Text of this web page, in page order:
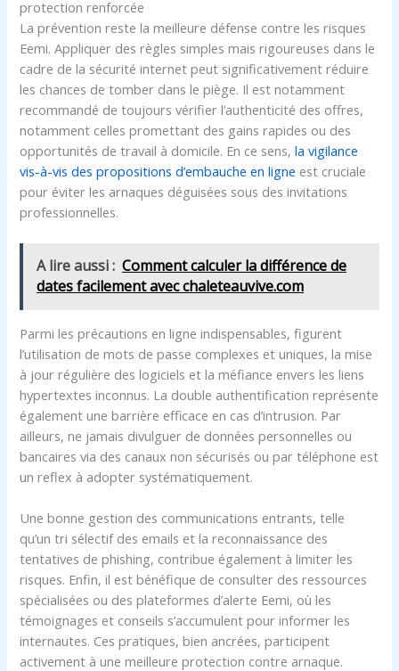
protection renforcée
La prévention reste la meilleure défense contre les risques
Eemi. Appliquer des règles simples mais rigoureuses dans le
cadre de la sécurité internet peut significativement réduire
les chances de tomber dans le piège. Il est notamment
recommandé de toujours vérifier l’authenticité des offres,
notamment celles promettant des gains rapides ou des
opportunités de travail à domicile. En ce sens,la vigilance
vis-à-vis des propositions d’embauche en ligne est cruciale
pour éviter les arnaques déguisées sous des invitations
professionnelles.
A lire aussi : Comment calculer la différence de
dates facilement avec chaleteauvive.com
Parmi les précautions en ligne indispensables, figurent
l’utilisation de mots de passe complexes et uniques, la mise
à jour régulière des logiciels et la méfiance envers les liens
hypertextes inconnus. La double authentification représente
également une barrière efficace en cas d’intrusion. Par
ailleurs, ne jamais divulguer de données personnelles ou
bancaires via des canaux non sécurisés ou par téléphone est
un reflex à adopter systématiquement.
Une bonne gestion des communications entrants, telle
qu’un tri sélectif des emails et la reconnaissance des
tentatives de phishing, contribue également à limiter les
risques. Enfin, il est bénéfique de consulter des ressources
spécialisées ou des plateformes d’alerte Eemi, où les
témoignages et conseils s’accumulent pour informer les
internautes. Ces pratiques, bien ancrées, participent
activement à une meilleure protection contre arnaque.